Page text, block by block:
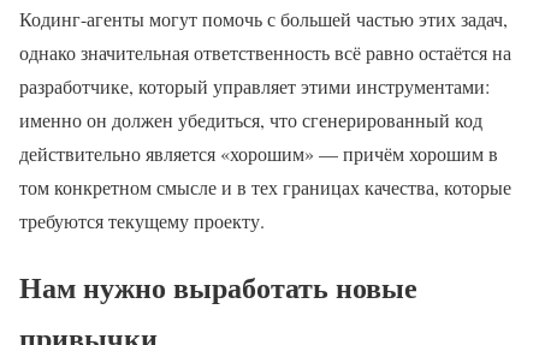
Кодинг-агенты могут помочь с большей частью этих задач,
однако значительная ответственность всё равно остаётся на
разработчике, который управляет этими инструментами:
именно он должен убедиться, что сгенерированный код
действительно является «хорошим» — причём хорошим в
том конкретном смысле и в тех границах качества, которые
требуются текущему проекту.
Нам нужно выработать новые